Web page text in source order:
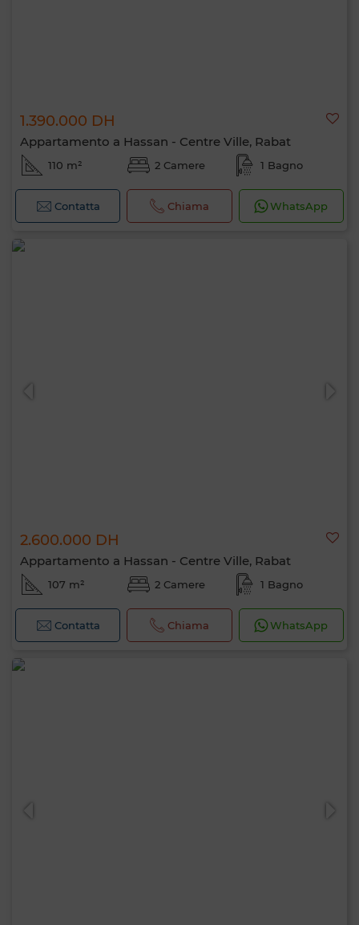
1.390.000 DH
Appartamento a Hassan - Centre Ville, Rabat
110 m² 2 Camere 1 Bagno
Contatta Chiama WhatsApp
2.600.000 DH
Appartamento a Hassan - Centre Ville, Rabat
107 m² 2 Camere 1 Bagno
Contatta Chiama WhatsApp